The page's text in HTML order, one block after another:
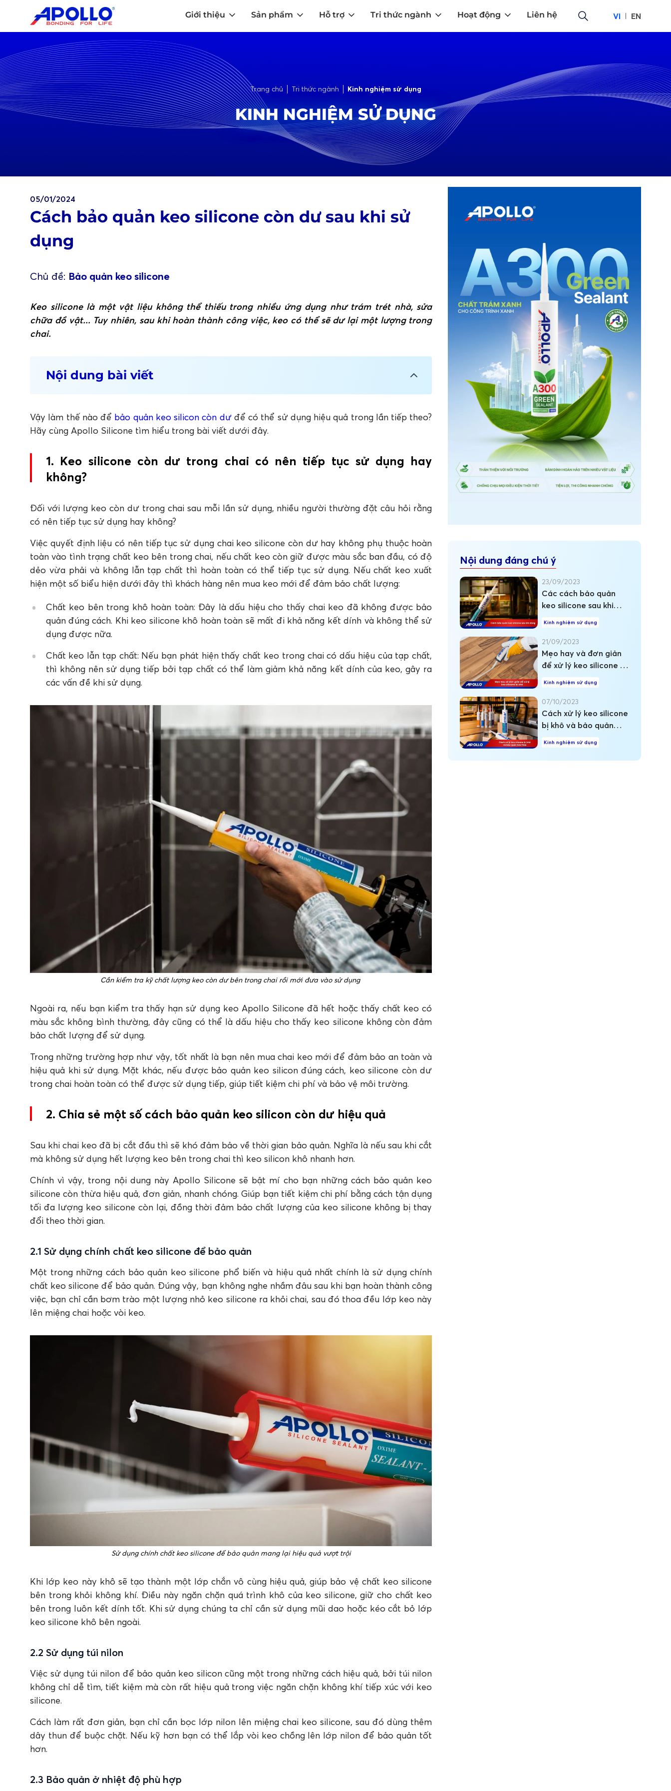
Giới thiệu Sản phẩm Hỗ trợ Tri thức ngành Hoạt động Liên hệ VI EN
Trang chủ Tri thức ngành Kinh nghiệm sử dụng
KINH NGHIỆM SỬ DỤNG
05/01/2024
Cách bảo quản keo silicone còn dư sau khi sử
dụng
Chủ đề: Bảo quản keo silicone
Keo silicone là một vật liệu không thể thiếu trong nhiều ứng dụng như trám trét nhà, sửa
chữa đồ vật... Tuy nhiên, sau khi hoàn thành công việc, keo có thể sẽ dư lại một lượng trong
chai.
Nội dung bài viết
1. Keo silicone còn dư trong chai có nên tiếp tục sử dụng hay không?
2.1 Sử dụng chính chất keo silicone để bảo quản
2.2 Sử dụng túi nilon
3. Tổng kết
FAQ: Câu hỏi thường gặp về cách bảo quản keo silicon còn dư sau khi sử dụng
1. Cách bảo quản keo silicon còn dư đơn giản và hiệu quả nhất là gì?
3. Có thể dùng túi nilon để bảo quản keo silicon hay không?
4. Vì sao keo silicon khô nhanh hơn sau khi cắt đầu chai?
5. Nhiệt độ bảo quản keo silicon ảnh hưởng như thế nào đến chất lượng keo?
Vậy làm thế nào để bảo quản keo silicon còn dưđể có thể sử dụng hiệu quả trong lần tiếp theo?
Hãy cùng Apollo Silicone tìm hiểu trong bài viết dưới đây.
1. Keo silicone còn dư trong chai có nên tiếp tục sử dụng hay
không?
Đối với lượng keo còn dư trong chai sau mỗi lần sử dụng, nhiều người thường đặt câu hỏi rằng
có nên tiếp tục sử dụng hay không?
Việc quyết định liệu có nên tiếp tục sử dụng chai keo silicone còn dư hay không phụ thuộc hoàn
toàn vào tình trạng chất keo bên trong chai, nếu chất keo còn giữ được màu sắc ban đầu, có độ
dẻo vừa phải và không lẫn tạp chất thì hoàn toàn có thể tiếp tục sử dụng. Nếu chất keo xuất
hiện một số biểu hiện dưới đây thì khách hàng nên mua keo mới để đảm bảo chất lượng:
Chất keo bên trong khô hoàn toàn: Đây là dấu hiệu cho thấy chai keo đã không được bảo
quản đúng cách. Khi keo silicone khô hoàn toàn sẽ mất đi khả năng kết dính và không thể sử
dụng được nữa.
Chất keo lẫn tạp chất: Nếu bạn phát hiện thấy chất keo trong chai có dấu hiệu của tạp chất,
thì không nên sử dụng tiếp bởi tạp chất có thể làm giảm khả năng kết dính của keo, gây ra
các vấn đề khi sử dụng.
Cần kiểm tra kỹ chất lượng keo còn dư bên trong chai rồi mới đưa vào sử dụng
Ngoài ra, nếu bạn kiểm tra thấy hạn sử dụng keo Apollo Silicone đã hết hoặc thấy chất keo có
màu sắc không bình thường, đây cũng có thể là dấu hiệu cho thấy keo silicone không còn đảm
bảo chất lượng để sử dụng.
Trong những trường hợp như vậy, tốt nhất là bạn nên mua chai keo mới để đảm bảo an toàn và
hiệu quả khi sử dụng. Mặt khác, nếu được bảo quản keo silicon đúng cách, keo silicone còn dư
trong chai hoàn toàn có thể được sử dụng tiếp, giúp tiết kiệm chi phí và bảo vệ môi trường.
2. Chia sẻ một số cách bảo quản keo silicon còn dư hiệu quả
Sau khi chai keo đã bị cắt đầu thì sẽ khó đảm bảo về thời gian bảo quản. Nghĩa là nếu sau khi cắt
mà không sử dụng hết lượng keo bên trong chai thì keo silicon khô nhanh hơn.
Chính vì vậy, trong nội dung này Apollo Silicone sẽ bật mí cho bạn những cách bảo quản keo
silicone còn thừa hiệu quả, đơn giản, nhanh chóng. Giúp bạn tiết kiệm chi phí bằng cách tận dụng
tối đa lượng keo silicone còn lại, đồng thời đảm bảo chất lượng của keo silicone không bị thay
đổi theo thời gian.
2.1 Sử dụng chính chất keo silicone để bảo quản
Một trong những cách bảo quản keo silicone phổ biến và hiệu quả nhất chính là sử dụng chính
chất keo silicone để bảo quản. Đúng vậy, bạn không nghe nhầm đâu sau khi bạn hoàn thành công
việc, bạn chỉ cần bơm trào một lượng nhỏ keo silicone ra khỏi chai, sau đó thoa đều lớp keo này
lên miệng chai hoặc vòi keo.
Sử dụng chính chất keo silicone để bảo quản mang lại hiệu quả vượt trội
Khi lớp keo này khô sẽ tạo thành một lớp chắn vô cùng hiệu quả, giúp bảo vệ chất keo silicone
bên trong khỏi không khí. Điều này ngăn chặn quá trình khô của keo silicone, giữ cho chất keo
bên trong luôn kết dính tốt. Khi sử dụng chúng ta chỉ cần sử dụng mũi dao hoặc kéo cắt bỏ lớp
keo silicone khô bên ngoài.
2.2 Sử dụng túi nilon
Việc sử dụng túi nilon để bảo quản keo silicon cũng một trong những cách hiệu quả, bởi túi nilon
không chỉ dễ tìm, tiết kiệm mà còn rất hiệu quả trong việc ngăn chặn không khí tiếp xúc với keo
silicone.
Cách làm rất đơn giản, bạn chỉ cần bọc lớp nilon lên miệng chai keo silicone, sau đó dùng thêm
dây thun để buộc chặt. Nếu kỹ hơn bạn có thể lắp vòi keo chồng lên lớp nilon để bảo quản tốt
hơn.
2.3 Bảo quản ở nhiệt độ phù hợp
Nội dung đáng chú ý
23/09/2023
Các cách bảo quản
keo silicone sau khi
dùng
Kinh nghiệm sử dụng
21/09/2023
Mẹo hay và đơn giản
để xử lý keo silicone bị
khô
Kinh nghiệm sử dụng
07/10/2023
Cách xử lý keo silicone
bị khô và bảo quản
keo thừa
Kinh nghiệm sử dụng